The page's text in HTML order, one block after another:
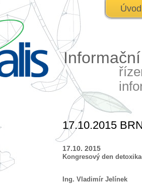
Úvod
17.10.2015
17.10. 2015
Kongresový den
Ing. Vladimír Jelínek